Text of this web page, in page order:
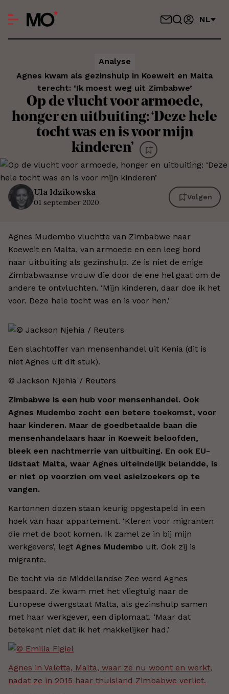
NL
Analyse
Agnes kwam als gezinshulp in Koeweit en Malta
terecht: ‘Ik moest weg uit Zimbabwe’
Op de vlucht voor armoede,
honger en uitbuiting: ‘Deze hele
tocht was en is voor mijn
kinderen’
Ula Idzikowska
01 september 2020
Volgen
Agnes Mudembo vluchtte van Zimbabwe naar
Koeweit en Malta, van armoede en een leeg bord
naar uitbuiting als gezinshulp. Ze is niet de enige
Zimbabwaanse vrouw die door de ene hel gaat om de
andere te ontvluchten. ‘Mijn kinderen, daar doe ik het
voor. Deze hele tocht was en is voor hen.’
Een slachtoffer van mensenhandel uit Kenia (dit is
niet Agnes uit dit stuk).
© Jackson Njehia / Reuters
Zimbabwe is een hub voor mensenhandel. Ook
Agnes Mudembo zocht een betere toekomst, voor
haar kinderen. Maar de goedbetaalde baan die
mensenhandelaars haar in Koeweit beloofden,
bleek een nachtmerrie van uitbuiting. En ook EU-
lidstaat Malta, waar Agnes uiteindelijk belandde, is
er niet op voorzien om veel asielzoekers op te
vangen.
Kartonnen dozen staan keurig opgestapeld in een
hoek van haar appartement. ‘Kleren voor migranten
die met de boot komen. Ik zamel ze in bij mijn
werkgevers’, legt Agnes Mudembo uit. Ook zij is
migrante.
De tocht via de Middellandse Zee werd Agnes
bespaard. Ze kwam met het vliegtuig naar de
Europese dwergstaat Malta, als gezinshulp samen
met haar werkgever, een diplomaat. ‘Maar dat
betekent niet dat ik het makkelijker had.’
Agnes in Valetta, Malta, waar ze nu woont en werkt,
nadat ze in 2015 haar thuisland Zimbabwe verliet.